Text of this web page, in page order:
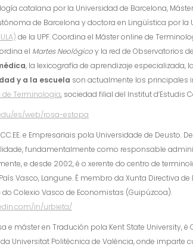
catalana por la Universidad de Barcelona,
de Barcelona y doctora en Lingüística por la
de la UPF. Coordina el Máster online de
el Martes Neológicoy la red de Observatorios
, la lexicografía de aprendizaje especializada,
y a la escuela son actualmente los principales
Terminologia, sociedad filial del Institut d’Estudis
es/web/rosa-estopa
e Empresariais pola Universidade de Deusto.
fundamentalmente como responsable
e desde 2002, é o xerente do centro de
Vasco, Langune. É membro da Xunta Directiva de
Colexio Vasco de Economistas (Guipúzcoa).
in/urbieta/
e máster en Tradución pola Kent State University, é
Universitat Politècnica de València, onde imparte